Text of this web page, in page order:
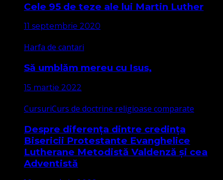
Cele 95 de teze ale lui Martin Luther
11 septembrie 2020
Harfa de cantari
Să umblăm mereu cu Isus,
15 martie 2022
CursuriCurs de doctrine religioase comparate
Despre diferența dintre credința
Bisericii Protestante Evanghelice
Lutherane Metodistă Valdenză și cea
Adventistă